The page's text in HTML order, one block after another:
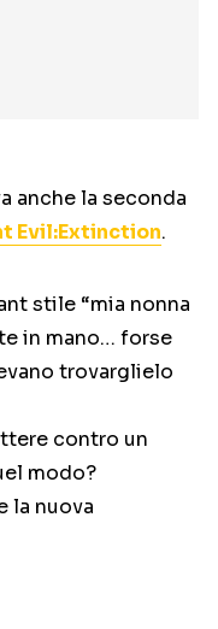
anche la seconda
Evil:Extinction.
stile “mia nonna
in mano… forse
trovarglielo
contro un
modo?
la nuova